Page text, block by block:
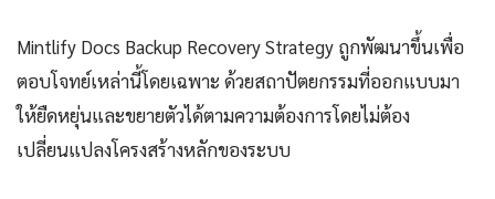
Mintlify Docs Backup Recovery Strategy ถูกพัฒนาขึ้นเพื่อ
ตอบโจทย์เหล่านี้โดยเฉพาะ ด้วยสถาปัตยกรรมที่ออกแบบมา
ให้ยืดหยุ่นและขยายตัวได้ตามความต้องการโดยไม่ต้อง
เปลี่ยนแปลงโครงสร้างหลักของระบบ